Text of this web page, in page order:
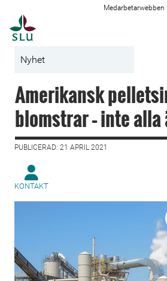
Medarbetarwebben
Nyhet
Amerikansk
blomstrar – inte
PUBLICERAD: 21 APRIL 2021
KONTAKT